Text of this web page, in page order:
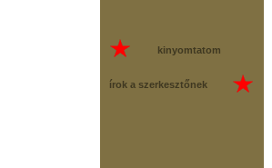
kinyomtatom
írok a szerkesztőnek